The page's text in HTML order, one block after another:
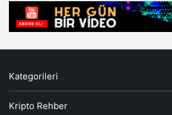
Kategorileri
Kripto Rehber